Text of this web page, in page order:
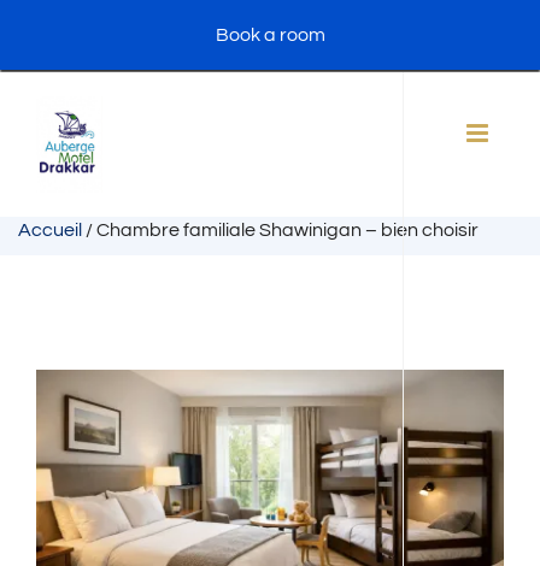
Accueil /Chambre familiale Shawinigan – bien choisir
Book a room
Larger
Image